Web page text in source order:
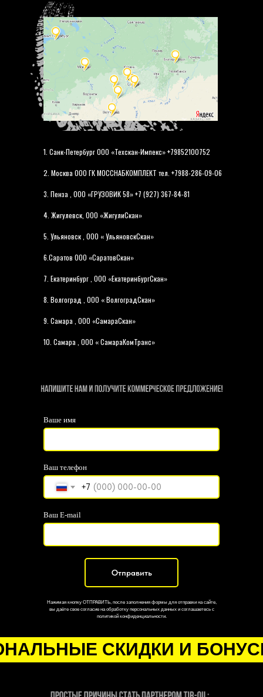
1. Санк-Петербург ООО «Техскан-Импекс» +79852100752
2. Москва ООО ГК МОССНАБКОМПЛЕКТ тел. +7988-286-09-06
3. Пенза , ООО «ГРУЗОВИК 58» +7 (927) 367-84-81
4. Жигулевск, ООО «ЖигулиСкан»
5. Ульяновск , ООО « УльяновскСкан»
6.Саратов ООО «СаратовСкан»
7. Екатеринбург , ООО «ЕкатеринбургСкан»
8. Волгоград , ООО « ВолгоградСкан»
9. Самара , ООО «СамараСкан»
10. Самара , ООО « СамараКомТранс»
СКИДКИ И
Ваше имя
Ваш телефон
+7
Ваш E-mail
Отправить
Нажимая кнопку ОТПРАВИТЬ, после заполнения формы для отправки на сайте,
вы даёте свое согласие на обработку персональных данных и соглашаетесь с
политикой конфиденциальности.